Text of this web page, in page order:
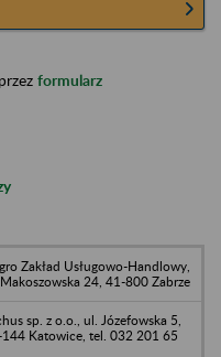
formularz
Zakład Usługowo-Handlowy,
24, 41-800 Zabrze
sp. z o.o., ul. Józefowska 5,
Katowice, tel. 032 201 65